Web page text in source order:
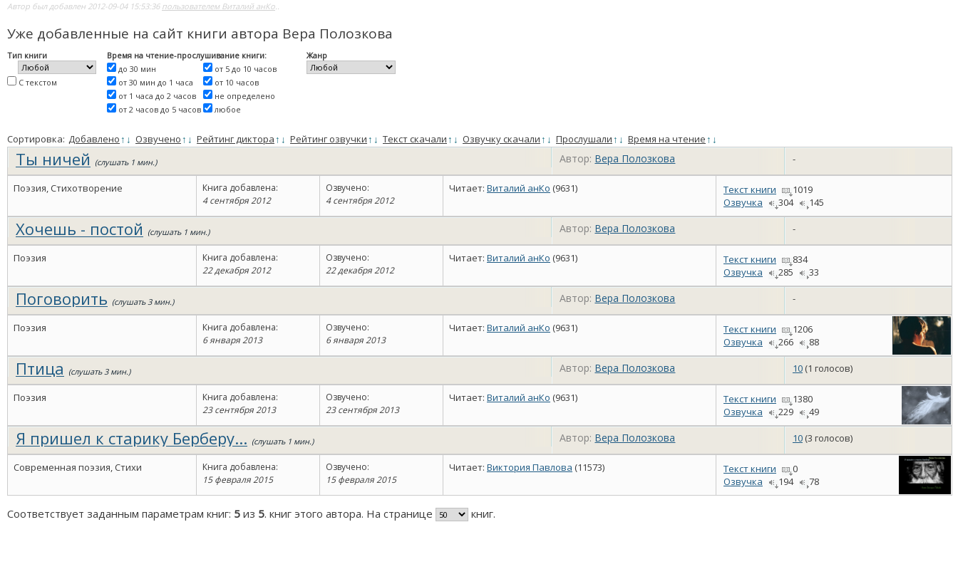
Автор был добавлен 2012-09-04 15:53:36 пользователем Виталий анКо..
Уже добавленные на сайт книги автора Вера Полозкова
Тип книги
С текстом
Время на чтение-прослушивание книги:
до 30 мин
от 30 мин до 1 часа
от 1 часа до 2 часов
от 2 часов до 5 часов
от 5 до 10 часов
от 10 часов
не определено
любое
Жанр
Сортировка: Добавлено↑ ↓ Озвучено↑ ↓ Рейтинг диктора↑ ↓ Рейтинг озвучки↑ ↓ Текст скачали↑ ↓ Озвучку скачали↑ ↓ Прослушали↑ ↓ Время на чтение↑ ↓
Ты ничей (слушать 1 мин.) Автор: Вера Полозкова -
Поэзия, Стихотворение
Книга добавлена:
4 сентября 2012
Озвучено:
4 сентября 2012
Читает: Виталий анКо (9631) Текст книги
1019
Озвучка
304 145
Хочешь - постой (слушать 1 мин.) Автор: Вера Полозкова -
Поэзия
Книга добавлена:
22 декабря 2012
Озвучено:
22 декабря 2012
Читает: Виталий анКо (9631) Текст книги
834
Озвучка
285 33
Поговорить (слушать 3 мин.) Автор: Вера Полозкова -
Поэзия
Книга добавлена:
6 января 2013
Озвучено:
6 января 2013
Читает: Виталий анКо (9631) Текст книги
1206
Озвучка
266 88
Птица (слушать 3 мин.) Автор: Вера Полозкова 10(1 голосов)
Поэзия
Книга добавлена:
23 сентября 2013
Озвучено:
23 сентября 2013
Читает: Виталий анКо (9631) Текст книги
1380
Озвучка
229 49
Я пришел к старику Берберу... (слушать 1 мин.) Автор: Вера Полозкова 10(3 голосов)
Современная поэзия, Стихи
Книга добавлена:
15 февраля 2015
Озвучено:
15 февраля 2015
Читает: Виктория Павлова (11573) Текст книги
0
Озвучка
194 78
Соответствует заданным параметрам книг: 5 из 5. книг этого автора. На странице книг.